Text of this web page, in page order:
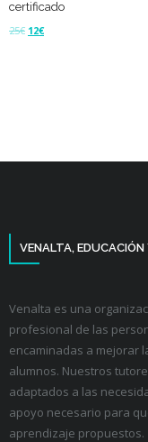
certificado
25€ 12€
VENALTA, EDUCACIÓN
Venalta es una
profesional de las
encaminadas a mejorar
alumnos. Nuestros
adaptados a las
apoyo necesario para
aprendizaje propuestos.